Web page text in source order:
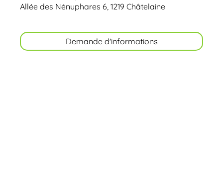
Allée des Nénuphares 6, 1219 Châtelaine
Demande d'informations